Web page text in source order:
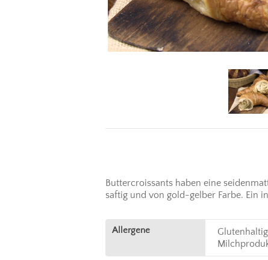
Buttercroissants haben eine
saftig und von gold-gelber Farbe. Ein
Allergene